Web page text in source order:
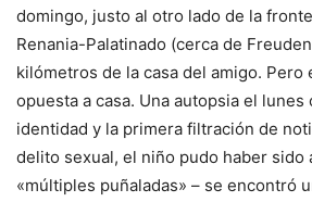
domingo, justo al otro lado de la
Renania-Palatinado (cerca de
kilómetros de la casa del amigo. Pero
opuesta a casa. Una autopsia el lunes
identidad y la primera filtración de
delito sexual, el niño pudo haber sido
«múltiples puñaladas» – se encontró